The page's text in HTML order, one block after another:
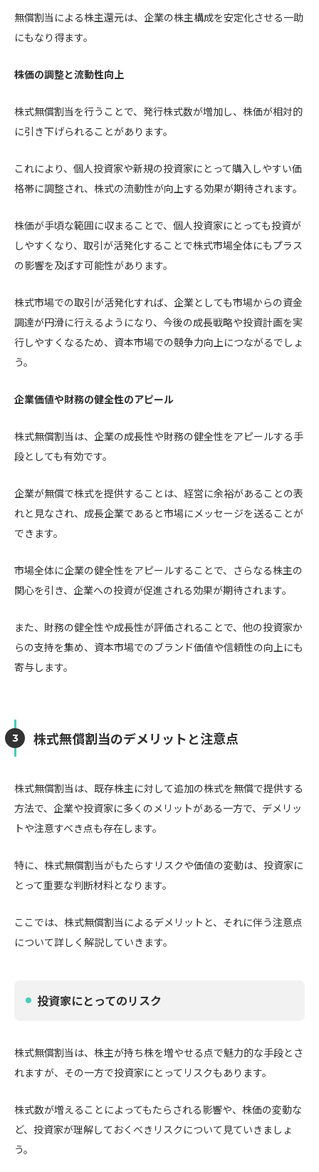
無償割当による株主還元は、企業の株主構成を安定化させる一助
にもなり得ます。
株価の調整と流動性向上
株式無償割当を行うことで、発行株式数が増加し、株価が相対的
に引き下げられることがあります。
これにより、個人投資家や新規の投資家にとって購入しやすい価
格帯に調整され、株式の流動性が向上する効果が期待されます。
株価が手頃な範囲に収まることで、個人投資家にとっても投資が
しやすくなり、取引が活発化することで株式市場全体にもプラス
の影響を及ぼす可能性があります。
株式市場での取引が活発化すれば、企業としても市場からの資金
調達が円滑に行えるようになり、今後の成長戦略や投資計画を実
行しやすくなるため、資本市場での競争力向上につながるでしょ
う。
企業価値や財務の健全性のアピール
株式無償割当は、企業の成長性や財務の健全性をアピールする手
段としても有効です。
企業が無償で株式を提供することは、経営に余裕があることの表
れと見なされ、成長企業であると市場にメッセージを送ることが
できます。
市場全体に企業の健全性をアピールすることで、さらなる株主の
関心を引き、企業への投資が促進される効果が期待されます。
また、財務の健全性や成長性が評価されることで、他の投資家か
らの支持を集め、資本市場でのブランド価値や信頼性の向上にも
寄与します。
株式無償割当のデメリットと注意点
株式無償割当は、既存株主に対して追加の株式を無償で提供する
方法で、企業や投資家に多くのメリットがある一方で、デメリッ
トや注意すべき点も存在します。
特に、株式無償割当がもたらすリスクや価値の変動は、投資家に
とって重要な判断材料となります。
ここでは、株式無償割当によるデメリットと、それに伴う注意点
について詳しく解説していきます。
投資家にとってのリスク
株式無償割当は、株主が持ち株を増やせる点で魅力的な手段とさ
れますが、その一方で投資家にとってリスクもあります。
株式数が増えることによってもたらされる影響や、株価の変動な
ど、投資家が理解しておくべきリスクについて見ていきましょ
う。